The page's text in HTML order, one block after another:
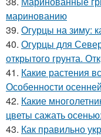
маринованию
39. Огурцы на зиму:
40. Огурцы для
открытого грунта.
41. Какие растения
Особенности
42. Какие
цветы сажать
43. Как правильно